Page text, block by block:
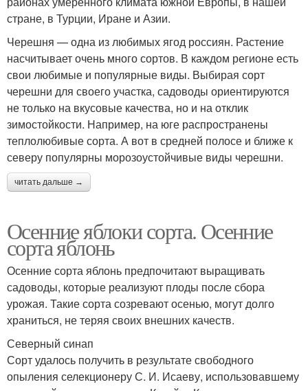
стране, в Турции, Иране и Азии.
Черешня — одна из любимых ягод россиян. Растение
насчитывает очень много сортов. В каждом регионе есть
свои любимые и популярные виды. Выбирая сорт
черешни для своего участка, садоводы ориентируются
не только на вкусовые качества, но и на отклик
зимостойкости. Например, на юге распространены
теплолюбивые сорта. А вот в средней полосе и ближе к
северу популярны морозоустойчивые виды черешни.
читать дальше →
Осенние яблоки сорта. Осенние
сорта яблонь
Осенние сорта яблонь предпочитают выращивать
садоводы, которые реализуют плоды после сбора
урожая. Такие сорта созревают осенью, могут долго
храниться, не теряя своих внешних качеств.
Северный синап
Сорт удалось получить в результате свободного
опыления селекционеру С. И. Исаеву, использовавшему